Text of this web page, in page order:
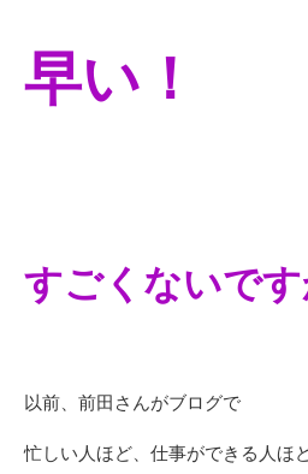
早い！
すごくないです
以前、前田さんがブログで
忙しい人ほど、仕事ができる人ほ